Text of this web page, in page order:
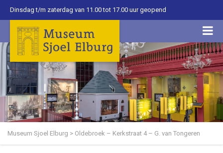
Dinsdag t/m zaterdag van 11.00 tot 17.00 uur geopend
Museum Sjoel Elburg > Oldebroek – Kerkstraat 4 – G. van Tongeren